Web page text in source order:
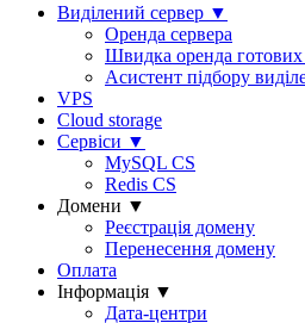
Виділений сервер ▼
Оренда сервера
Швидка оренда готових
Асистент підбору
VPS
Cloud storage
Сервіси ▼
MySQL CS
Redis CS
Домени ▼
Реєстрація домену
Перенесення домену
Оплата
Інформація ▼
Дата-центри